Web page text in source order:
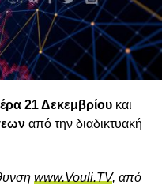
21 Δεκεμβρίουκαι
από την διαδικτυακή
www.Vouli.TV, από